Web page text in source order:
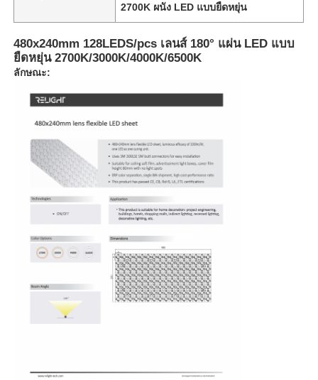
2700K ผนัง LED แบบยืดหยุ่น
480x240mm 128LEDS/pcs เลนส์ 180° แผ่น LED แบบ
ยืดหยุ่น 2700K/3000K/4000K/6500K
ลักษณะ: